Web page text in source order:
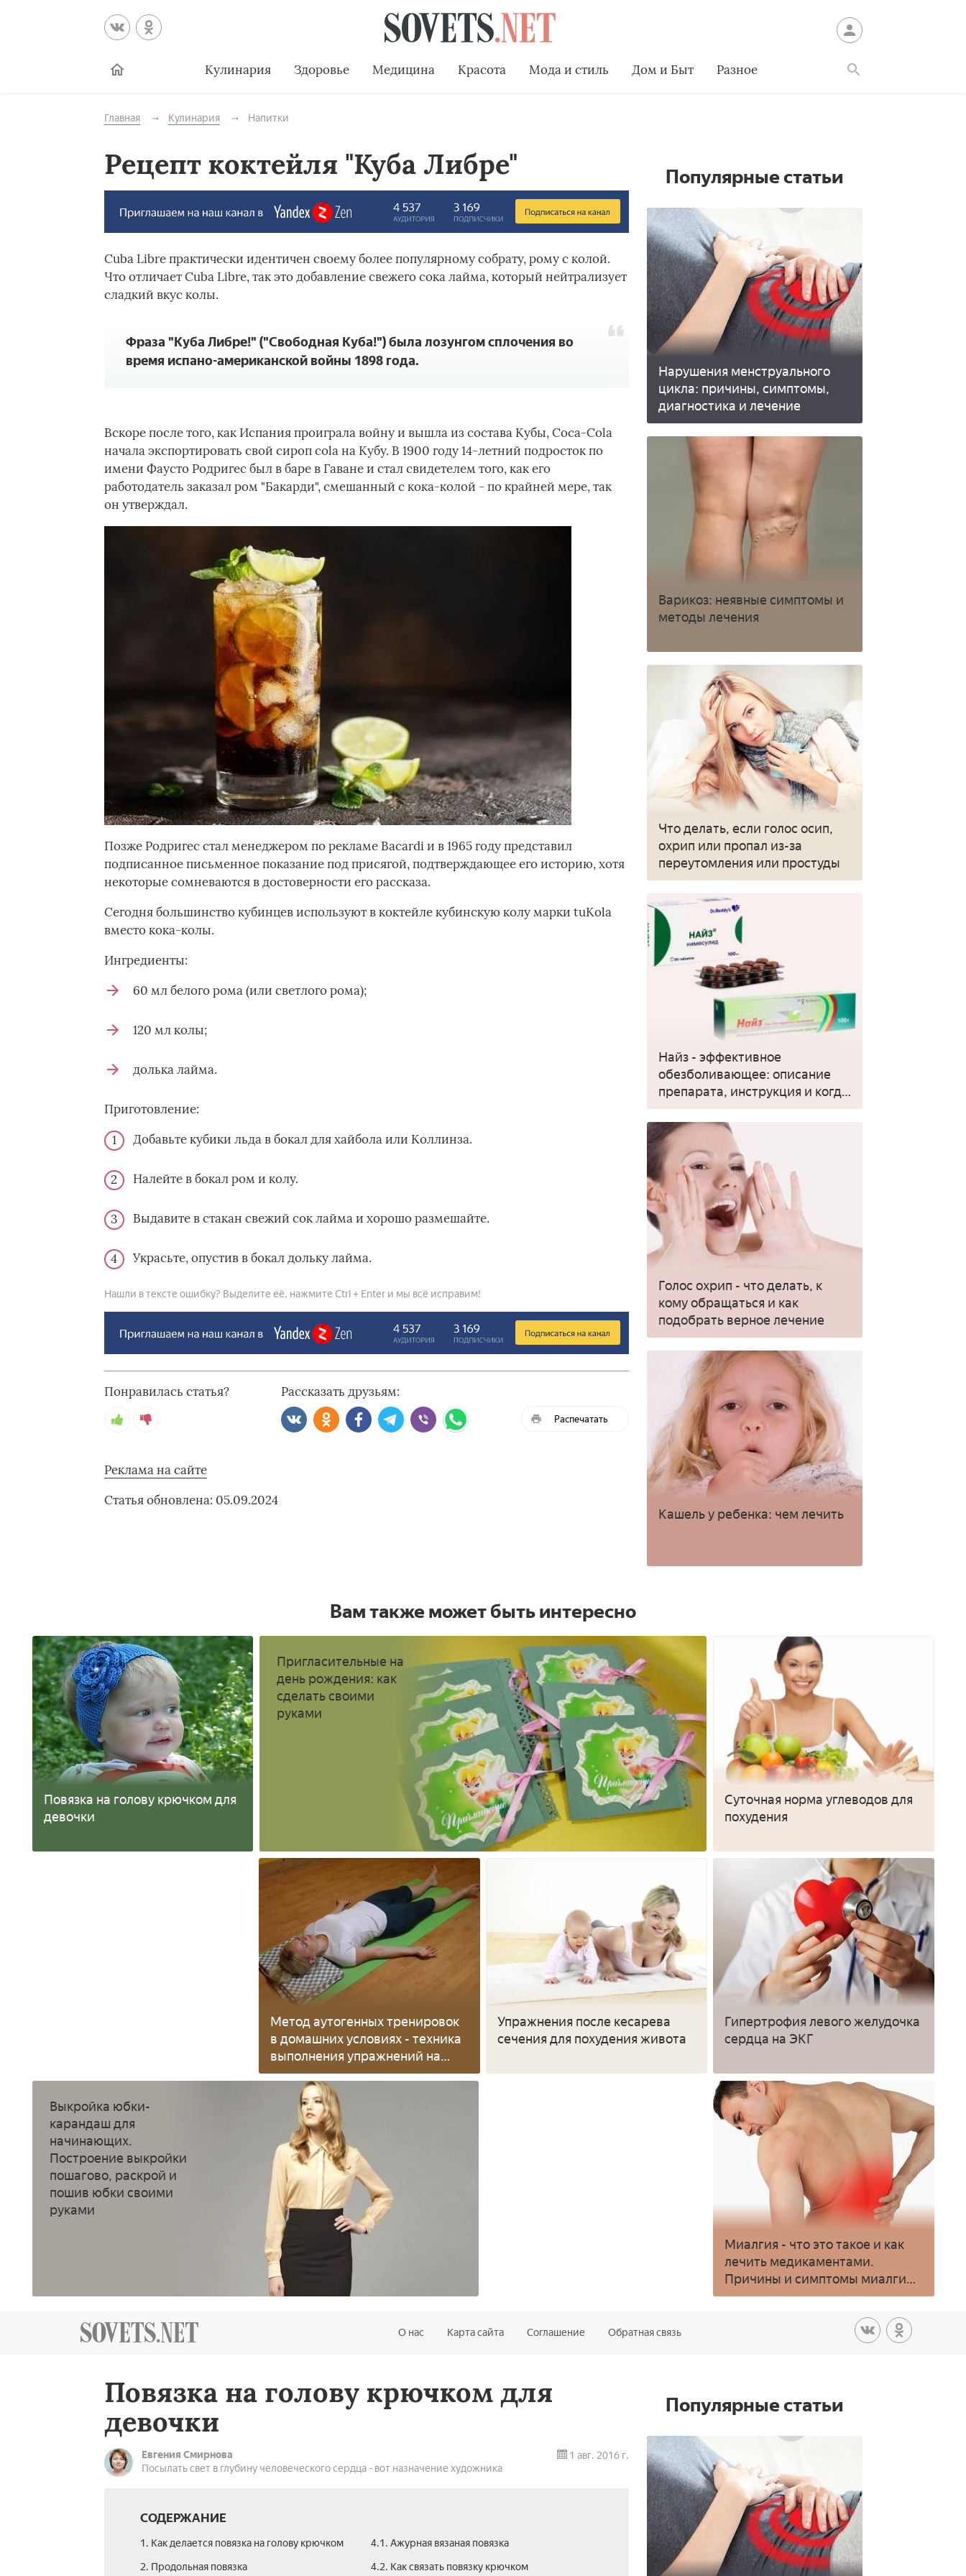
Кулинария Здоровье Медицина Красота Мода и стиль Дом и Быт Разное
Главная Кулинария Напитки
Рецепт коктейля "Куба Либре"
Cuba Libre практически идентичен своему более популярному собрату, рому с колой.
Что отличает Cuba Libre, так это добавление свежего сока лайма, который нейтрализует
сладкий вкус колы.
Фраза "Куба Либре!" ("Свободная Куба!") была лозунгом сплочения во
время испано-американской войны 1898 года.
Вскоре после того, как Испания проиграла войну и вышла из состава Кубы, Coca-Cola
начала экспортировать свой сироп cola на Кубу. В 1900 году 14-летний подросток по
имени Фаусто Родригес был в баре в Гаване и стал свидетелем того, как его
работодатель заказал ром "Бакарди", смешанный с кока-колой - по крайней мере, так
он утверждал.
Позже Родригес стал менеджером по рекламе Bacardi и в 1965 году представил
подписанное письменное показание под присягой, подтверждающее его историю, хотя
некоторые сомневаются в достоверности его рассказа.
Сегодня большинство кубинцев используют в коктейле кубинскую колу марки tuKola
вместо кока-колы.
Ингредиенты:
60 мл белого рома (или светлого рома);
120 мл колы;
долька лайма.
Приготовление:
Добавьте кубики льда в бокал для хайбола или Коллинза.
Налейте в бокал ром и колу.
Выдавите в стакан свежий сок лайма и хорошо размешайте.
Украсьте, опустив в бокал дольку лайма.
Нашли в тексте ошибку? Выделите её, нажмите Ctrl + Enter и мы всё исправим!
Понравилась статья? Рассказать друзьям:
Распечатать
Реклама на сайте
Статья обновлена: 05.09.2024
Популярные статьи
Нарушения менструального
цикла: причины, симптомы,
диагностика и лечение
Варикоз: неявные симптомы и
методы лечения
Что делать, если голос осип,
охрип или пропал из-за
переутомления или простуды
Найз - эффективное
обезболивающее: описание
препарата, инструкция и когда
применять
Голос охрип - что делать, к
кому обращаться и как
подобрать верное лечение
Кашель у ребенка: чем лечить
Вам также может быть интересно
Повязка на голову крючком для
девочки
Пригласительные на
день рождения: как
сделать своими
руками
Суточная норма углеводов для
похудения
Метод аутогенных тренировок
в домашних условиях - техника
выполнения упражнений на
релаксацию и расслабление
Упражнения после кесарева
сечения для похудения живота
Гипертрофия левого желудочка
сердца на ЭКГ
Выкройка юбки-
карандаш для
начинающих.
Построение выкройки
пошагово, раскрой и
пошив юбки своими
руками
Миалгия - что это такое и как
лечить медикаментами.
Причины и симптомы миалгии
мышц у детей и взрослых
О нас Карта сайта Соглашение Обратная связь
Повязка на голову крючком для
девочки
Евгения Смирнова
Посылать свет в глубину человеческого сердца - вот назначение художника
1 авг. 2016 г.
СОДЕРЖАНИЕ
1. Как делается повязка на голову крючком
2. Продольная повязка
4.1. Ажурная вязаная повязка
4.2. Как связать повязку крючком
Популярные статьи